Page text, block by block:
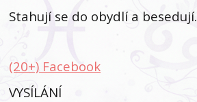
Stahují se do obydlí a besedují.
(20+) Facebook
VYSÍLÁNÍ